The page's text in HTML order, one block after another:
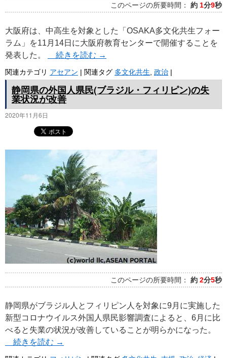
このページの所要時間： 約 1分9秒
大阪府は、中高生を対象とした「OSAKA多文化共生フォー
ラム」を11月14日に大阪府教育センターで開催することを
発表した。
続きを読む →
関連カテゴリ アセアン | 関連タグ 多文化共生 政治 |
静岡県の外国人県民(ブラジル・フィリピン)の失
業状況が改善
2020年11月6日
このページの所要時間： 約 2分5秒
静岡県がブラジル人とフィリピン人を対象に9月に実施した
新型コロナウイルス外国人県民影響調査によると、6月に比
べると失業の状況が改善していることが明らかになった。
続きを読む →